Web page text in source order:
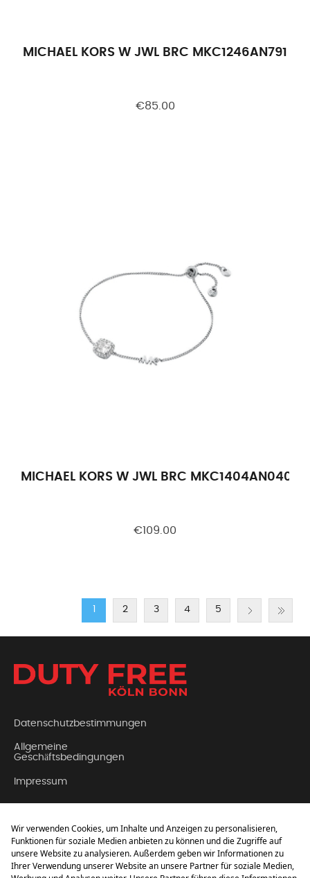
MICHAEL KORS W JWL BRC MKC1246AN791
€85.00
MICHAEL KORS W JWL BRC MKC1404AN040
€109.00
2 3 4 5
Datenschutzbestimmungen
Allgemeine
Geschäftsbedingungen
Impressum
Über Uns
FAQ (Häufig gestellte